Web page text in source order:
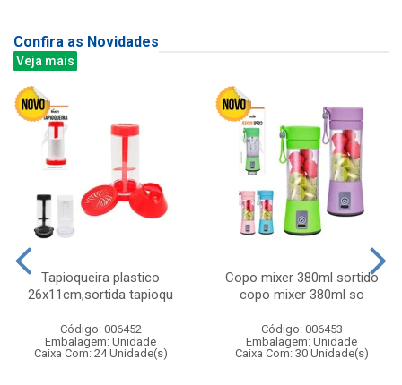
Confira as Novidades
Veja mais
Tapioqueira plastico
26x11cm,sortida tapioqu
Código: 006452
Embalagem: Unidade
Caixa Com: 24 Unidade(s)
Copo mixer 380ml sortido
copo mixer 380ml so
Código: 006453
Embalagem: Unidade
Caixa Com: 30 Unidade(s)